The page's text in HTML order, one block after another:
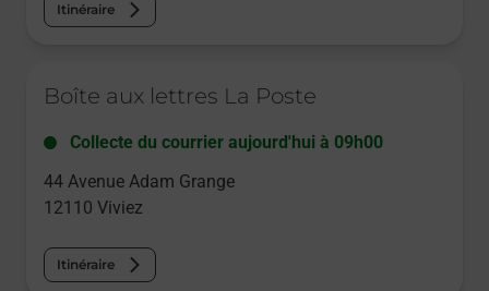
Itinéraire
Boîte aux lettres La Poste
Collecte du courrier aujourd'hui à 09h00
44 Avenue Adam Grange
12110 Viviez
Itinéraire